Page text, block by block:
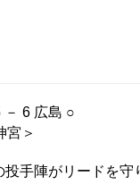
－ 6 広島 ○
宮＞
手陣がリードを守